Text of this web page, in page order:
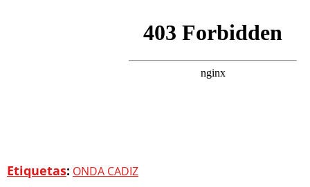
Etiquetas: ONDA CADIZ